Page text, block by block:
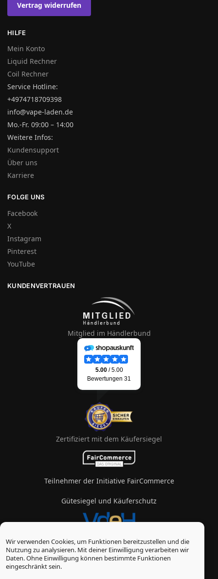
Wir verwenden Cookies, um Funktionen bereitzustellen und die
Nutzung zu analysieren. Mit deiner Einwilligung verarbeiten wir
Daten. Ohne Einwilligung können bestimmte Funktionen
eingeschränkt sein.
Vertrag widerrufen
HILFE
Mein Konto
Liquid Rechner
Coil Rechner
Service Hotline:
+4974718709398
info@vape-laden.de
Mo.-Fr. 09:00 – 14:00
Weitere Infos:
Kundensupport
Über uns
Karriere
FOLGE UNS
Facebook
X
Instagram
Pinterest
YouTube
KUNDENVERTRAUEN
Mitglied im Händlerbund
Zertifiziert mit dem Käufersiegel
Teilnehmer der Initiative FairCommerce
Gütesiegel und Käuferschutz
Mitglied im Verband des eZigarettenhandels
© Vape-Laden 2026